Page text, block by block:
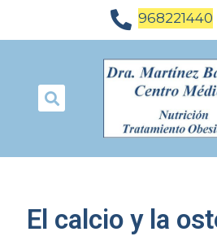
968221440
El calcio y la